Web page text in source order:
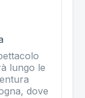
lungo le
dove